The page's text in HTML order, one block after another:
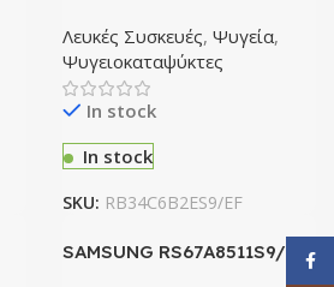
Λευκές Συσκευές, Ψυγεία,
Ψυγειοκαταψύκτες
In stock
In stock
SKU: RB34C6B2ES9/EF
SAMSUNG RS67A8511S9/EF